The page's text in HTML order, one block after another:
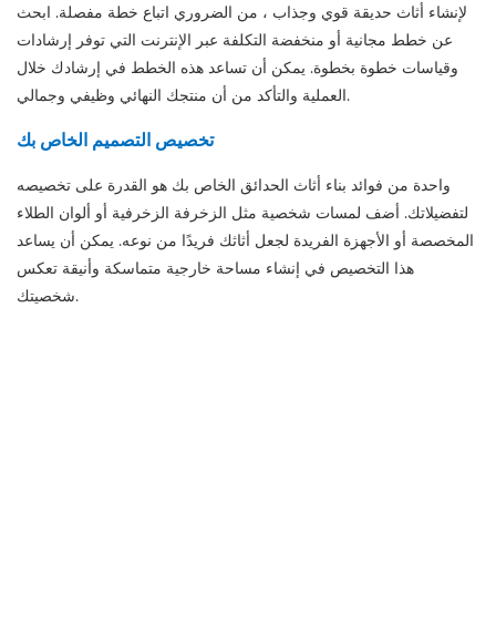
لإنشاء أثاث حديقة قوي وجذاب ، من الضروري اتباع خطة مفصلة. ابحث
عن خطط مجانية أو منخفضة التكلفة عبر الإنترنت التي توفر إرشادات
وقياسات خطوة بخطوة. يمكن أن تساعد هذه الخطط في إرشادك خلال
العملية والتأكد من أن منتجك النهائي وظيفي وجمالي.
تخصيص التصميم الخاص بك
واحدة من فوائد بناء أثاث الحدائق الخاص بك هو القدرة على تخصيصه
لتفضيلاتك. أضف لمسات شخصية مثل الزخرفة الزخرفية أو ألوان الطلاء
المخصصة أو الأجهزة الفريدة لجعل أثاثك فريدًا من نوعه. يمكن أن يساعد
هذا التخصيص في إنشاء مساحة خارجية متماسكة وأنيقة تعكس
شخصيتك.